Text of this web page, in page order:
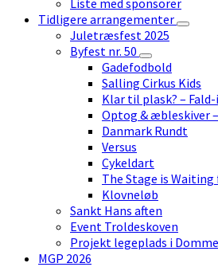
Liste med sponsorer
Tidligere arrangementer
Juletræsfest 2025
Byfest nr. 50
Gadefodbold
Salling Cirkus Kids
Klar til plask? –
Optog & æbleskiver
Danmark Rundt
Versus
Cykeldart
The Stage is Waiting
Klovneløb
Sankt Hans aften
Event Troldeskoven
Projekt legeplads i
MGP 2026